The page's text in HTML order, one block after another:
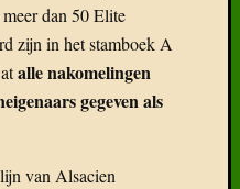
dan 50 Elite
zijn in het stamboek A
alle nakomelingen
gegeven als
van Alsacien